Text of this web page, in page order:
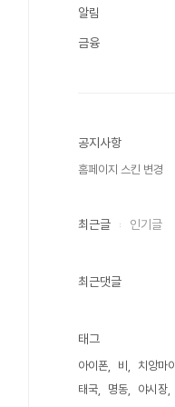
알림
금융
공지사항
홈페이지 스킨 변경
최근글 인기글
최근댓글
태그
아이폰 비 치앙마이
태국
명동 야시장